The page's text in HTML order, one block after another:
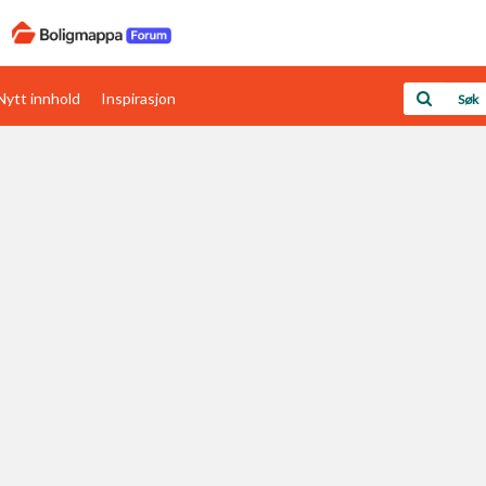
Boligens papirer
innhold Inspirasjon